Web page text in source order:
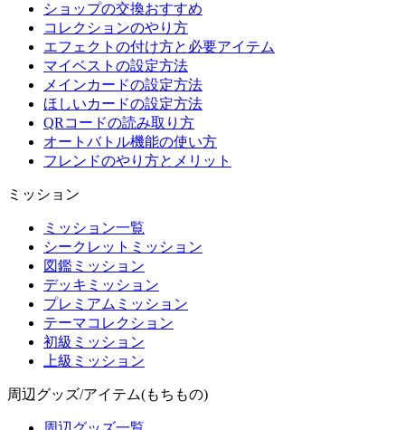
ショップの交換おすすめ
コレクションのやり方
エフェクトの付け方と必要アイテム
マイベストの設定方法
メインカードの設定方法
ほしいカードの設定方法
QRコードの読み取り方
オートバトル機能の使い方
フレンドのやり方とメリット
ミッション
ミッション一覧
シークレットミッション
図鑑ミッション
デッキミッション
プレミアムミッション
テーマコレクション
初級ミッション
上級ミッション
周辺グッズ/アイテム(もちもの)